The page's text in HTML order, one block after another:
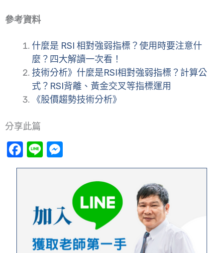
參考資料
什麼是 RSI 相對強弱指標？使用時要注意什
麼？四大解讀一次看！
技術分析》什麼是RSI相對強弱指標？計算公
式？RSI背離、黃金交叉等指標運用
《股價趨勢技術分析》
分享此篇
Facebook
Line